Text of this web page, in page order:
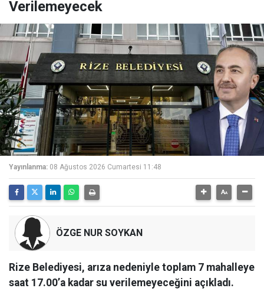
Verilemeyecek
Yayınlanma: 08 Ağustos 2026 Cumartesi 11:48
ÖZGE NUR SOYKAN
Rize Belediyesi, arıza nedeniyle toplam 7 mahalleye
saat 17.00’a kadar su verilemeyeceğini açıkladı.